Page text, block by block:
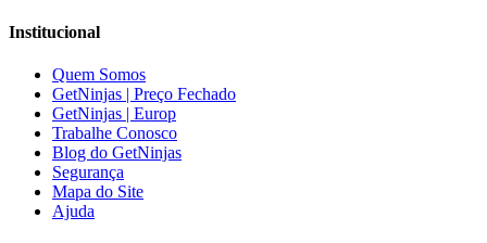
Institucional
Quem Somos
GetNinjas | Preço Fechado
GetNinjas | Europ
Trabalhe Conosco
Blog do GetNinjas
Segurança
Mapa do Site
Ajuda